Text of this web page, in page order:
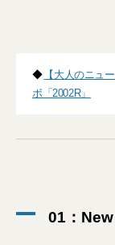
◆ 【大人のニュ
ボ「2002R」
01：